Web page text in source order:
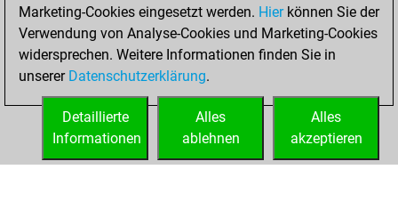
Freitag,
Dezember 4, 2020
You created
your Fritz account
Marketing-Cookies eingesetzt werden. Hierkönnen Sie der
Verwendung von Analyse-Cookies und Marketing-Cookies
widersprechen. Weitere Informationen finden Sie in
unserer Datenschutzerklärung.
Alles
akzeptieren
Alles
ablehnen
Detaillierte
Informationen